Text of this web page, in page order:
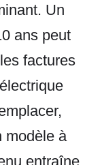
Un
ans peut
factures
modèle à
entraîne